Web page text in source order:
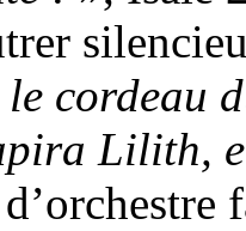
le
Lilith,